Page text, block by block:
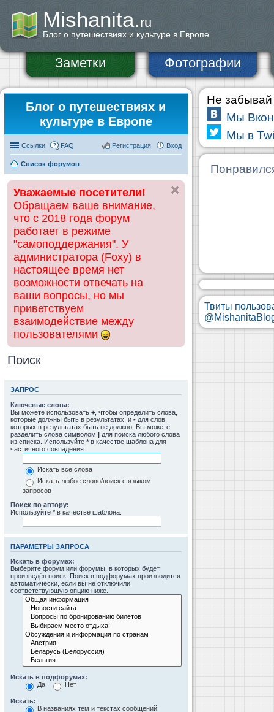
Mishanita.ru
Блог о путешествиях и культуре в Европе
Заметки Фотографии
Блог о путешествиях и
культуре в Европе
Ссылки FAQ Вход
Регистрация
Список форумов
Уважаемые посетители!
Обращаем ваше внимание,
что с 2018 года форум
работает в режиме
"самоподдержания". У
администратора (Foxy) в
настоящее время нет
возможности отвечать на
ваши вопросы, но мы
приветствуем
взаимодействие между
пользователями
Поиск
ЗАПРОС
Ключевые слова:
Вы можете использовать + , чтобы определить слова,
которые должны быть в результатах, и - для слов,
которых в результатах быть не должно. Вы можете
разделить слова символом | для поиска любого слова
из списка. Используйте * в качестве шаблона для
частичного совпадения.
Искать все слова
Искать любое слово/поиск с языком
запросов
Поиск по автору:
Используйте * в качестве шаблона.
ПАРАМЕТРЫ ЗАПРОСА
Искать в форумах:
Выберите форум или форумы, в которых будет
произведён поиск. Поиск в подфорумах производится
автоматически, если вы не отключили
соответствующую опцию ниже.
Искать в подфорумах:
Да
Нет
Искать:
В названиях тем и текстах сообщений
Не забывай
Мы
Мы в
Твиты